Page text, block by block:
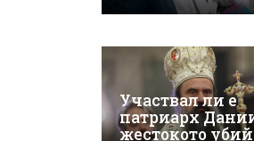
Участвал ли е
патриарх
жестокото